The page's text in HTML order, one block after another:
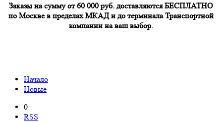
Заказы на сумму от 60 000 руб. доставляются БЕСПЛАТНО
по Москве в пределах МКАД и до терминала Транспортной
компании на ваш выбор.
Начало
Новые
0
RSS